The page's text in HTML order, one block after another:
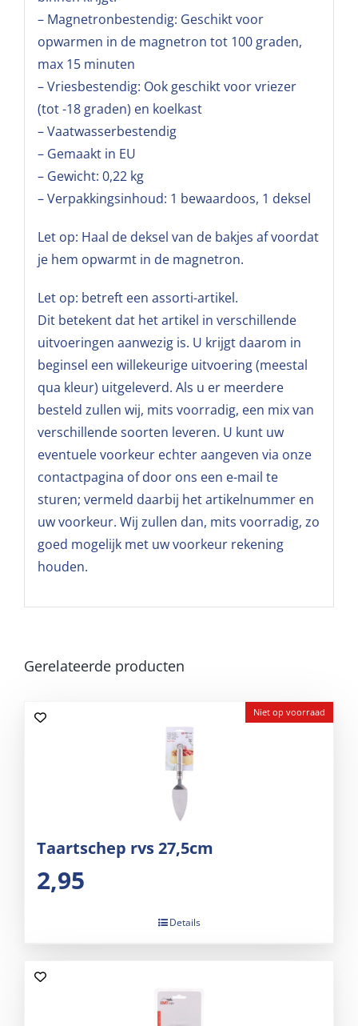
– Magnetronbestendig: Geschikt voor
opwarmen in de magnetron tot 100 graden,
max 15 minuten
– Vriesbestendig: Ook geschikt voor vriezer
(tot -18 graden) en koelkast
– Vaatwasserbestendig
– Gemaakt in EU
– Gewicht: 0,22 kg
– Verpakkingsinhoud: 1 bewaardoos, 1 deksel
Let op: Haal de deksel van de bakjes af voordat
je hem opwarmt in de magnetron.
Let op: betreft een assorti-artikel.
Dit betekent dat het artikel in verschillende
uitvoeringen aanwezig is. U krijgt daarom in
beginsel een willekeurige uitvoering (meestal
qua kleur) uitgeleverd. Als u er meerdere
besteld zullen wij, mits voorradig, een mix van
verschillende soorten leveren. U kunt uw
eventuele voorkeur echter aangeven via onze
contactpagina of door ons een e-mail te
sturen; vermeld daarbij het artikelnummer en
uw voorkeur. Wij zullen dan, mits voorradig, zo
goed mogelijk met uw voorkeur rekening
houden.
Gerelateerde producten
Niet op voorraad
Taartschep rvs 27,5cm
2,95
Details